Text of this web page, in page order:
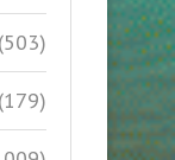
(503)
(179)